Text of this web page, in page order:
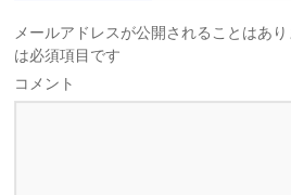
メールアドレスが公開されることはあり
は必須項目です
コメント